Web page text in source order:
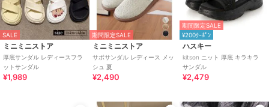
SALE
ミニミニストア
厚底サンダル レディースフラ
ットサンダル
¥1,989
期間限定SALE
ミニミニストア
サボサンダル レディース メッ
シュ 夏
¥2,490
期間限定SALE
¥200ｸｰﾎﾟﾝ
ハスキー
kitson ニット 厚底 キラキラ
サンダル
¥2,479